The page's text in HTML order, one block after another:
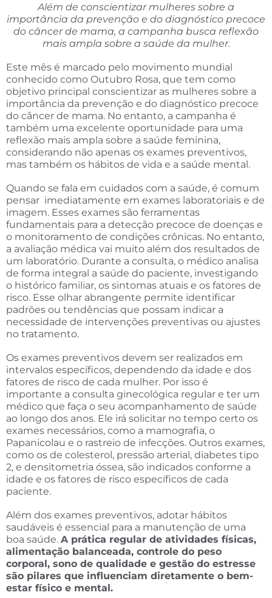
Além de conscientizar mulheres sobre a
importância da prevenção e do diagnóstico precoce
do câncer de mama, a campanha busca reflexão
mais ampla sobre a saúde da mulher.
Este mês é marcado pelo movimento mundial
conhecido como Outubro Rosa, que tem como
objetivo principal conscientizar as mulheres sobre a
importância da prevenção e do diagnóstico precoce
do câncer de mama. No entanto, a campanha é
também uma excelente oportunidade para uma
reflexão mais ampla sobre a saúde feminina,
considerando não apenas os exames preventivos,
mas também os hábitos de vida e a saúde mental.
Quando se fala em cuidados com a saúde, é comum
pensar imediatamente em exames laboratoriais e de
imagem. Esses exames são ferramentas
fundamentais para a detecção precoce de doenças e
o monitoramento de condições crônicas. No entanto,
a avaliação médica vai muito além dos resultados de
um laboratório. Durante a consulta, o médico analisa
de forma integral a saúde do paciente, investigando
o histórico familiar, os sintomas atuais e os fatores de
risco. Esse olhar abrangente permite identificar
padrões ou tendências que possam indicar a
necessidade de intervenções preventivas ou ajustes
no tratamento.
Os exames preventivos devem ser realizados em
intervalos específicos, dependendo da idade e dos
fatores de risco de cada mulher. Por isso é
importante a consulta ginecológica regular e ter um
médico que faça o seu acompanhamento de saúde
ao longo dos anos. Ele irá solicitar no tempo certo os
exames necessários, como a mamografia, o
Papanicolau e o rastreio de infecções. Outros exames,
como os de colesterol, pressão arterial, diabetes tipo
2, e densitometria óssea, são indicados conforme a
idade e os fatores de risco específicos de cada
paciente.
Além dos exames preventivos, adotar hábitos
saudáveis é essencial para a manutenção de uma
boa saúde. A prática regular de atividades físicas,
alimentação balanceada, controle do peso
corporal, sono de qualidade e gestão do estresse
são pilares que influenciam diretamente o bem-
estar físico e mental.